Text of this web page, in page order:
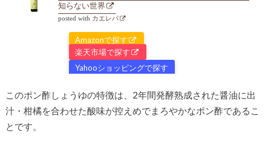
知らない世界
posted with カエレバ
Amazonで探す
楽天市場で探す
Yahooショッピングで探す
このポン酢しょうゆの特徴は、2年間発酵熟成された醤油に出
汁・柑橘を合わせた酸味が控えめでまろやかなポン酢であるこ
とです。